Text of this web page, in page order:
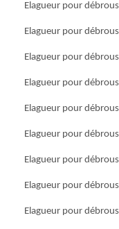
Elagueur pour
Elagueur pour
Elagueur pour
Elagueur pour
Elagueur pour
Elagueur pour
Elagueur pour
Elagueur pour
Elagueur pour